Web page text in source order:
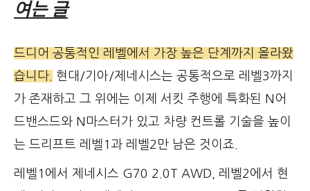
여는 글
드디어 공통적인 레벨에서 가장 높은 단계까지 올라왔
습니다.
현대/기아/제네시스는 공통적으로 레벨3까지
가 존재하고 그 위에는 이제 서킷 주행에 특화된 N어
드밴스드와 N마스터가 있고 차량 컨트롤 기술을 높이
는 드리프트 레벨1과 레벨2만 남은 것이죠.
레벨1에서 제네시스 G70 2.0T AWD, 레벨2에서 현